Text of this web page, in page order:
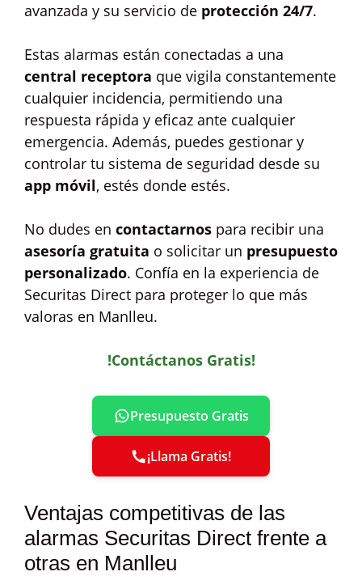
avanzada y su servicio de protección 24/7.
Estas alarmas están conectadas a una
central receptora que vigila constantemente
cualquier incidencia, permitiendo una
respuesta rápida y eficaz ante cualquier
emergencia. Además, puedes gestionar y
controlar tu sistema de seguridad desde su
app móvil, estés donde estés.
No dudes en contactarnos para recibir una
asesoría gratuita o solicitar un presupuesto
personalizado. Confía en la experiencia de
Securitas Direct para proteger lo que más
valoras en Manlleu.
!Contáctanos Gratis!
Presupuesto Gratis
¡Llama Gratis!
Ventajas competitivas de las
alarmas Securitas Direct frente a
otras en Manlleu